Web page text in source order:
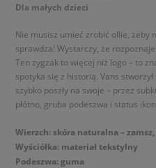
Dla małych dzieci
Nie musisz umieć zrobić ollie, żeby
sprawdza! Wystarczy, że
Ten zygzak to więcej niż logo – to
spotyka się z historią. Vans
szybko poszły na swoje – przez
płótno, gruba podeszwa i status
Wierzch: skóra naturalna –
Wyściółka: materiał tekstylny
Podeszwa: guma